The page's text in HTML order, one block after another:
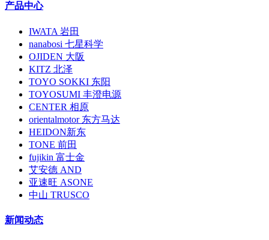
产品中心
IWATA 岩田
nanabosi 七星科学
OJIDEN 大阪
KITZ 北泽
TOYO SOKKI 东阳
TOYOSUMI 丰澄电源
CENTER 相原
orientalmotor 东方马达
HEIDON新东
TONE 前田
fujikin 富士金
艾安德 AND
亚速旺 ASONE
中山 TRUSCO
新闻动态